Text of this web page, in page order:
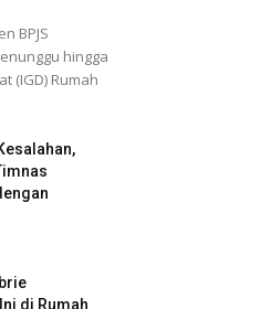
BPJS
hingga
(IGD) Rumah
di Rumah